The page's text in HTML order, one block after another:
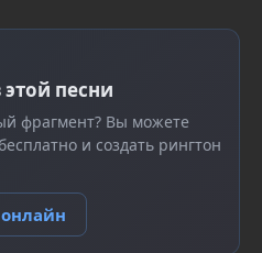
песни
фрагмент? Вы можете
и создать рингтон